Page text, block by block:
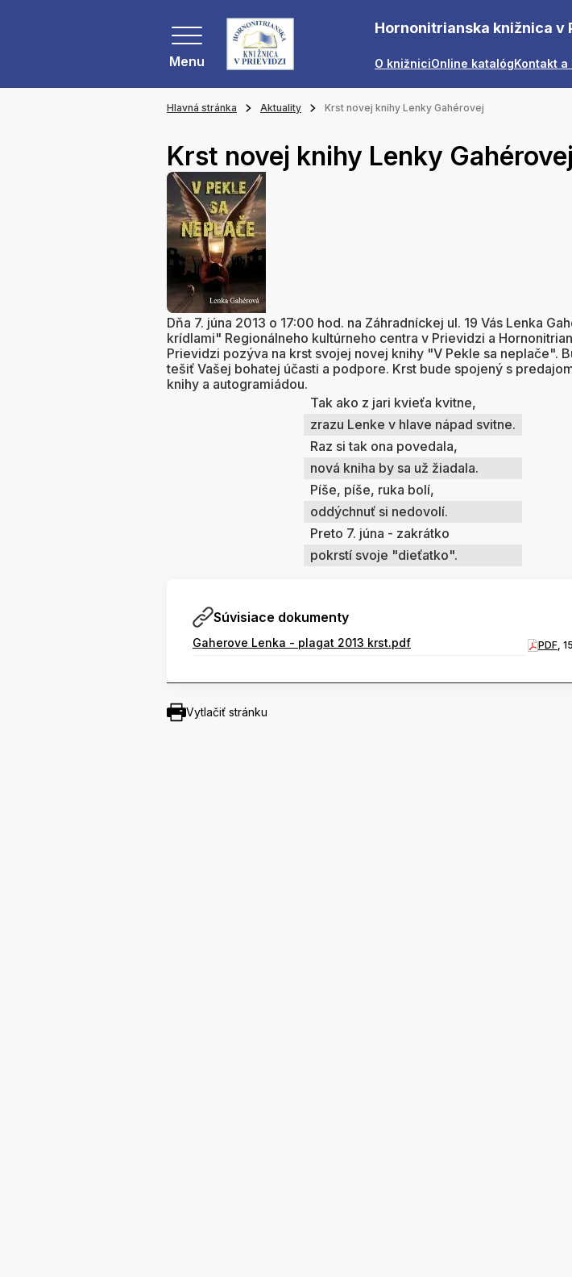
Menu
Hornonitrianska knižnica v
O knižniciOnline katalógKontakt
Hlavná stránka Aktuality Krst novej knihy Lenky Gahérovej
Krst novej knihy Lenky Gahérovej
Dňa 7. júna 2013 o 17:00 hod. na Záhradníckej ul. 19 Vás Lenka
krídlami" Regionálneho kultúrneho centra v Prievidzi a
Prievidzi pozýva na krst svojej novej knihy "V Pekle sa neplače".
tešiť Vašej bohatej účasti a podpore. Krst bude spojený s
knihy a autogramiádou.
Tak ako z jari kvieťa kvitne,
zrazu Lenke v hlave nápad svitne.
Raz si tak ona povedala,
nová kniha by sa už žiadala.
Píše, píše, ruka bolí,
oddýchnuť si nedovolí.
Preto 7. júna - zakrátko
pokrstí svoje "dieťatko".
Súvisiace dokumenty
Gaherove Lenka - plagat 2013 krst.pdf PDF,
Vytlačiť stránku